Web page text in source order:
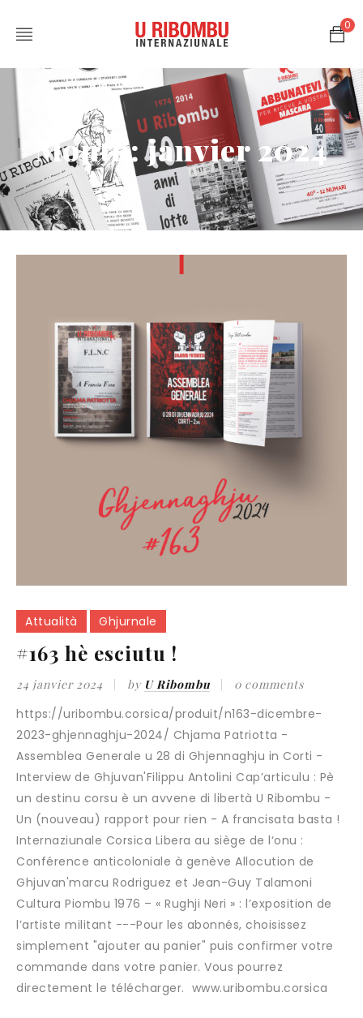
0
Month: janvier 2024
Attualità Ghjurnale
#163 hè esciutu !
24 janvier 2024 by U Ribombu 0 comments
https://uribombu.corsica/produit/n163-dicembre-
2023-ghjennaghju-2024/ Chjama Patriotta -
Assemblea Generale u 28 di Ghjennaghju in Corti -
Interview de Ghjuvan'Filippu Antolini Cap’articulu : Pè
un destinu corsu è un avvene di libertà U Ribombu -
Un (nouveau) rapport pour rien - A francisata basta !
Internaziunale Corsica Libera au siège de l‘onu :
Conférence anticoloniale à genève Allocution de
Ghjuvan'marcu Rodriguez et Jean-Guy Talamoni
Cultura Piombu 1976 – « Rughji Neri » : l’exposition de
l’artiste militant ---Pour les abonnés, choisissez
simplement "ajouter au panier" puis confirmer votre
commande dans votre panier. Vous pourrez
directement le télécharger. www.uribombu.corsica